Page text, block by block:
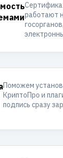
работают
Поможем
КриптоПро и
подпись сразу